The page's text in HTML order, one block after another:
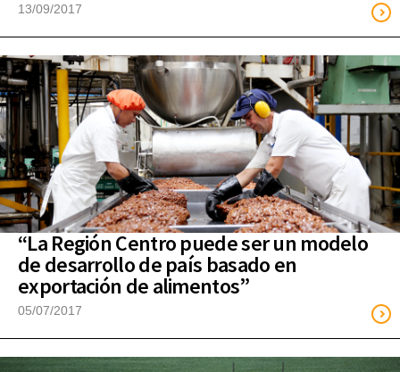
13/09/2017
“La Región Centro puede ser un modelo
de desarrollo de país basado en
exportación de alimentos”
05/07/2017